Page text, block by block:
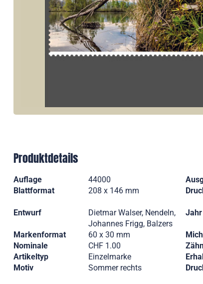
Produktdetails
Auflage 44000
Blattformat
208 x 146 mm
Entwurf
Dietmar Walser, Nendeln,
Johannes Frigg, Balzers
Jahr
Markenformat 60 x 30 mm
Nominale
CHF 1.00
Artikeltyp
Einzelmarke
Motiv
Sommer rechts